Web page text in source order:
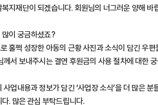
지재단이 되겠습니다. 회원님의 너그러운 양해 바
이 궁금하셨죠?
훌쩍 성장한 아동의 근황 사진과 소식이 담긴 우
께서 보내주시는 결연 후원금의 사용 절차에 대한
업내용과 정보가 담긴 ‘사업장 소식’을 더 많은
. 많은 관심 부탁드립니다.